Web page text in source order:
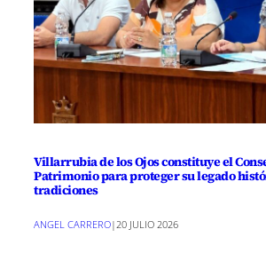
Villarrubia de los Ojos constituye el
Patrimonio para proteger su legado
tradiciones
ANGEL CARRERO| 20 JULIO 2026